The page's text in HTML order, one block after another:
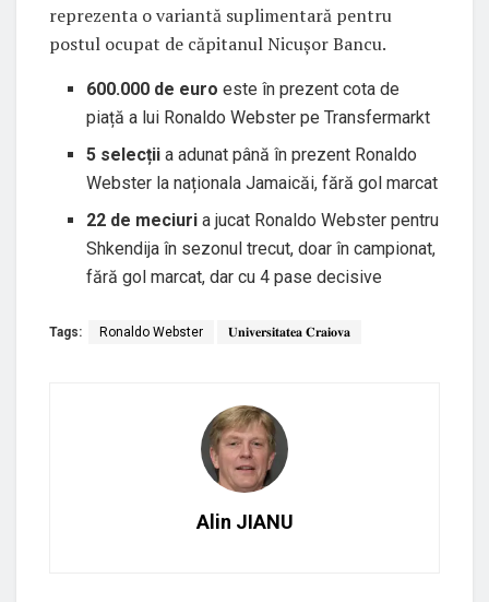
reprezenta o variantă suplimentară pentru
postul ocupat de căpitanul Nicușor Bancu.
600.000 de euroeste în prezent cota de
piață a lui Ronaldo Webster pe Transfermarkt
5 selecții a adunat până în prezent Ronaldo
Webster la naționala Jamaicăi, fără gol marcat
22 de meciuri a jucat Ronaldo Webster pentru
Shkendija în sezonul trecut, doar în campionat,
fără gol marcat, dar cu 4 pase decisive
Tags: Ronaldo Webster 𝐔𝐧𝐢𝐯𝐞𝐫𝐬𝐢𝐭𝐚𝐭𝐞𝐚 𝐂𝐫𝐚𝐢𝐨𝐯𝐚
Alin JIANU